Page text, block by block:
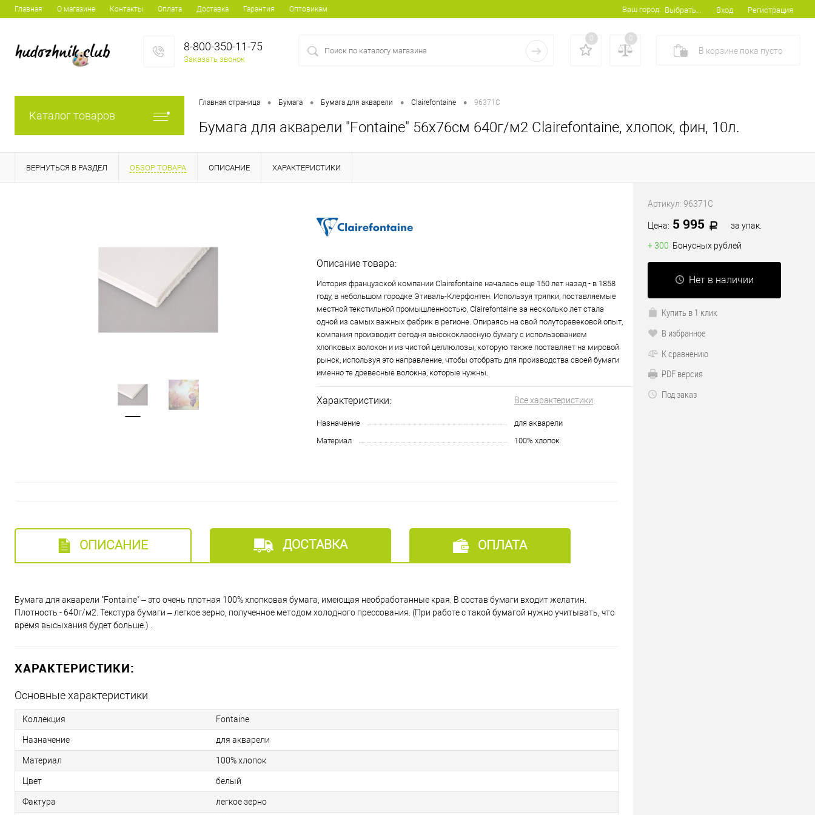
Главная О магазине Контакты Оплата Доставка Гарантия Оптовикам Ваш город: Выбрать... Вход Регистрация
8-800-350-11-75
Заказать звонок
0 0
В корзине пока пусто
Каталог товаров
Главная страница • Бумага • Бумага для акварели • Clairefontaine • 96371C
Бумага для акварели "Fontaine" 56х76см 640г/м2 Clairefontaine, хлопок, фин, 10л.
ВЕРНУТЬСЯ В РАЗДЕЛ ОБЗОР ТОВАРА ОПИСАНИЕ ХАРАКТЕРИСТИКИ
Описание товара:
История французской компании Clairefontaine началась еще 150 лет назад - в 1858
году, в небольшом городке Этиваль-Клерфонтен. Используя тряпки, поставляемые
местной текстильной промышленностью, Clairefontaine за несколько лет стала
одной из самых важных фабрик в регионе. Опираясь на свой полуторавековой опыт,
компания производит сегодня высококлассную бумагу с использованием
хлопковых волокон и из чистой целлюлозы, которую также поставляет на мировой
рынок, используя это направление, чтобы отобрать для производства своей бумаги
именно те древесные волокна, которые нужны.
Характеристики: Все характеристики
Назначение
для акварели
Материал
100% хлопок
ОПИСАНИЕ ДОСТАВКА ОПЛАТА
Бумага для акварели "Fontaine" – это очень плотная 100% хлопковая бумага, имеющая необработанные края. В состав бумаги входит желатин.
Плотность - 640г/м2. Текстура бумаги – легкое зерно, полученное методом холодного прессования. (При работе с такой бумагой нужно учитывать, что
время высыхания будет больше.) .
ХАРАКТЕРИСТИКИ:
Основные характеристики
Коллекция Fontaine
Назначение для акварели
Материал 100% хлопок
Цвет белый
Фактура легкое зерно
Артикул: 96371C
Цена: 5 995 за упак.
+ 300 Бонусных рублей
Нет в наличии
Купить в 1 клик
В избранное
К сравнению
PDF версия
Под заказ